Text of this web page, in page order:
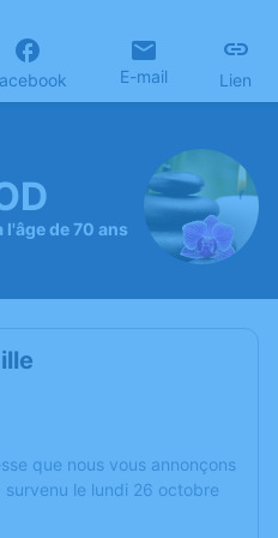
E-mail Lien
de 70 ans
que nous vous annonçons
le lundi 26 octobre